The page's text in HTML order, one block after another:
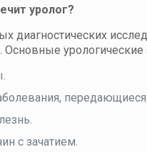
уролог?
диагностических
Основные
с зачатием.